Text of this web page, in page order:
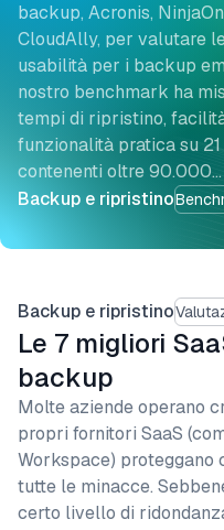
Backup e ripristino
backup, Acronis,
CloudAlly, per valutare
usabilità per i backup
nostro benchmark ha
tempi di ripristino,
funzionalità pratica su
contenenti oltre 90.000…
Backup e ripristino
Le 7 migliori
backup
Molte aziende operano
propri fornitori SaaS
Workspace) proteggano
tutte le minacce.
certo livello di